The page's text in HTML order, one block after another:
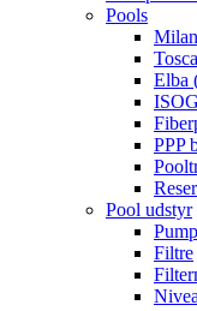
Pools
Elba
PPP
Pool udstyr
Filtre